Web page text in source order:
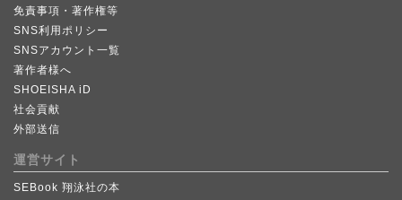
免責事項・著作権等
SNS利用ポリシー
SNSアカウント一覧
著作者様へ
SHOEISHA iD
社会貢献
外部送信
運営サイト
SEBook 翔泳社の本